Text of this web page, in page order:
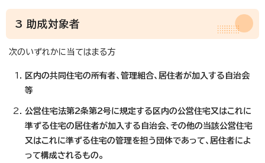
3 助成対象者
次のいずれかに当てはまる方
区内の共同住宅の所有者、管理組合、居住者が加入する自治会
等
公営住宅法第2条第2号に規定する区内の公営住宅又はこれに
準ずる住宅の居住者が加入する自治会、その他の当該公営住宅
又はこれに準ずる住宅の管理を担う団体であって、居住者によ
って構成されるもの。